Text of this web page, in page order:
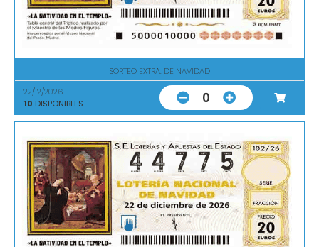
SORTEO EXTRA. DE NAVIDAD
22/12/2026
10 DISPONIBLES 0